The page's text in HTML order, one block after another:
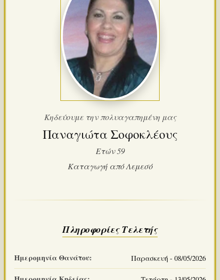
Κηδεύουμε την πολυαγαπημένη μας
Παναγιώτα Σοφοκλέους
Ετών 59
Καταγωγή από Λεμεσό
Πληροφορίες Τελετής
Ημερομηνία Θανάτου: Παρασκευή - 08/05/2026